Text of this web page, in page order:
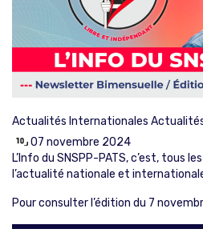
Actualités Internationales
07 novembre 2024
L’Info du SNSPP-PATS, c’est, tous
l’actualité nationale et
Pour consulter l’édition du 7